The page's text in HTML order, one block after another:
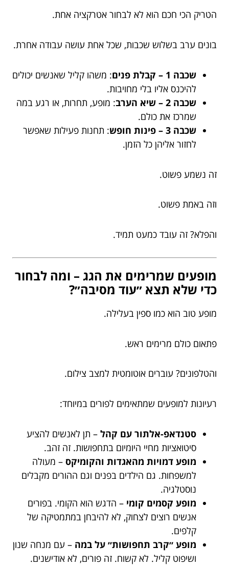
הטריק הכי חכם הוא לא לבחור אטרקציה אחת.
בונים ערב בשלוש שכבות, שכל אחת עושה עבודה אחרת.
שכבה 1 – קבלת פנים
: משהו קליל שאנשים יכולים
להיכנס אליו בלי מחויבות.
שכבה 2 – שיא הערב
: מופע, תחרות, או רגע במה
שמרכז את כולם.
שכבה 3 – פינות חופש
: תחנות פעילות שאפשר
לחזור אליהן כל הזמן.
זה נשמע פשוט.
וזה באמת פשוט.
והפלא? זה עובד כמעט תמיד.
מופעים שמרימים את הגג – ומה לבחור
כדי שלא תצא ״עוד מסיבה״?
מופע טוב הוא כמו ספין בעלילה.
פתאום כולם מרימים ראש.
והטלפונים? עוברים אוטומטית למצב צילום.
רעיונות למופעים שמתאימים לפורים במיוחד:
סטנדאפ-אלתור עם קהל – תן לאנשים להציע
סיטואציות מחיי היומיום בתחפושות. זה זהב.
מופע דמויות מהאגדות והקומיקס – מעולה
למשפחות. גם הילדים בפנים וגם ההורים מקבלים
נוסטלגיה.
מופע קסמים קומי – הדגש הוא הקומי. בפורים
אנשים רוצים לצחוק, לא להיבחן במתמטיקה של
קלפים.
מופע ״קרב תחפושות״ על במה – עם מנחה שנון
ושיפוט קליל. לא קשוח. זה פורים, לא אודישנים.